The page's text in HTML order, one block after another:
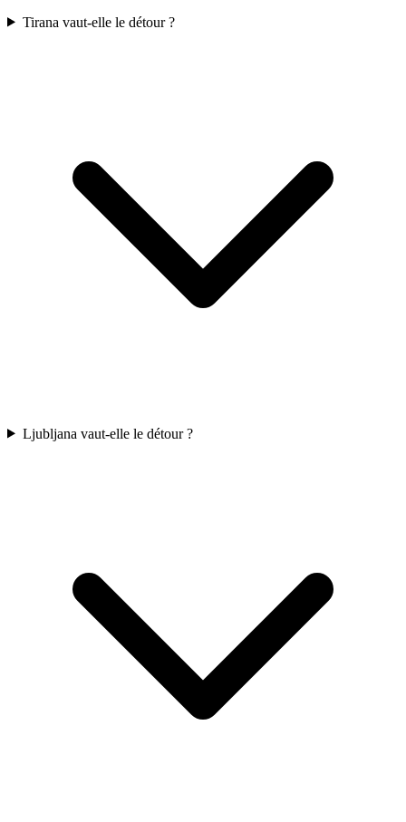
Tirana vaut-elle le détour ?
Ljubljana vaut-elle le détour ?